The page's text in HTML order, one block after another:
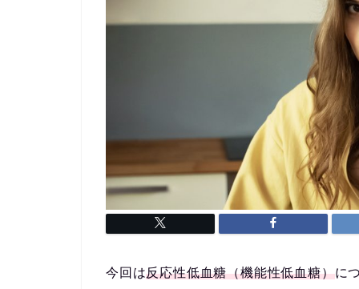
今回は反応性低血糖（機能性低血糖）に